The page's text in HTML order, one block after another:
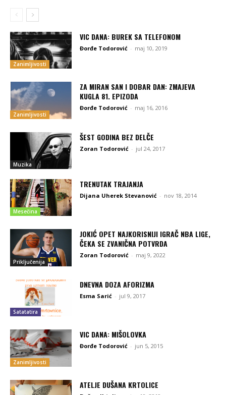
Zanimljivosti
VIC DANA: BUREK SA TELEFONOM
Đorđe Todorović - maj 10, 2019
Zanimljivosti
ZA MIRAN SAN I DOBAR DAN: ZMAJEVA
KUGLA 81. EPIZODA
Đorđe Todorović - maj 16, 2016
Muzika
ŠEST GODINA BEZ DELČE
Zoran Todorović - jul 24, 2017
Mesečina
TRENUTAK TRAJANJA
Dijana Uherek Stevanović - nov 18, 2014
Priključenija
JOKIĆ OPET NAJKORISNIJI IGRAČ NBA LIGE,
ČEKA SE ZVANIČNA POTVRDA
Zoran Todorović - maj 9, 2022
Satatatira
DNEVNA DOZA AFORIZMA
Esma Sarić - jul 9, 2017
Zanimljivosti
VIC DANA: MIŠOLOVKA
Đorđe Todorović - jun 5, 2015
ATELJE DUŠANA KRTOLICE